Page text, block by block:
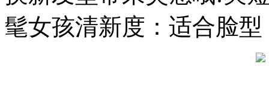
髦女孩清新度：适合脸